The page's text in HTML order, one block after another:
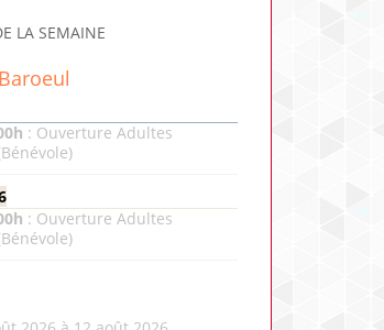
LA SEMAINE
h : Ouverture Adultes
h : Ouverture Adultes